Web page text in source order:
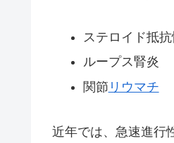
ステロイド抵
ループス腎炎
関節 リウマチ
近年では、急速進行